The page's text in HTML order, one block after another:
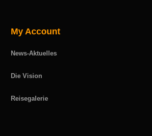
My Account
News-Aktuelles
Die Vision
Reisegalerie